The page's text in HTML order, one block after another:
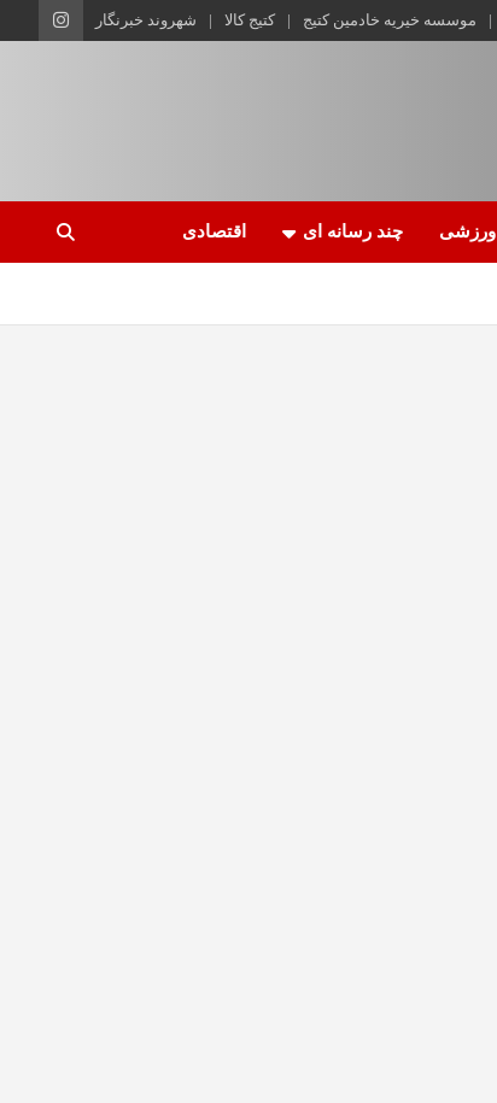
موسسه خیریه خادمین کتیج کتیج کالا شهروند خبرنگار
ورزشی چند رسانه ای اقتصادی